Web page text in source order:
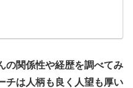
の関係性や経歴を調べてみ
チは人柄も良く人望も厚い